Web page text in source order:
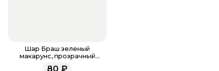
Шар Браш зеленый
макарунс, прозрачный
кристалл 30см
80 ₽